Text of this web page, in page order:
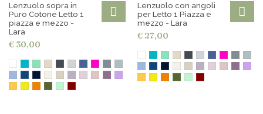
Lenzuolo sopra in
Puro Cotone Letto 1
piazza e mezzo -
Lara
€ 30,00
Lenzuolo con angoli
per Letto 1 Piazza e
mezzo - Lara
€ 27,00